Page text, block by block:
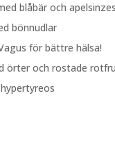
blåbär och
bönnudlar
för bättre hälsa!
örter och rostade